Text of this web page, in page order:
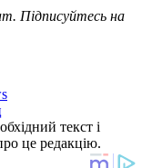
Підписуйтесь на
текст і
це редакцію.